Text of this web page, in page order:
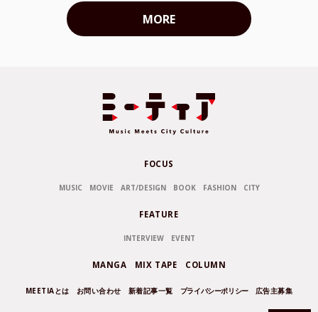
MORE
FOCUS
MUSIC MOVIE ART/DESIGN BOOK FASHION CITY
FEATURE
INTERVIEW EVENT
MANGA MIX TAPE COLUMN
MEETIAとは お問い合わせ 新着記事一覧 プライバシーポリシー 広告主募集